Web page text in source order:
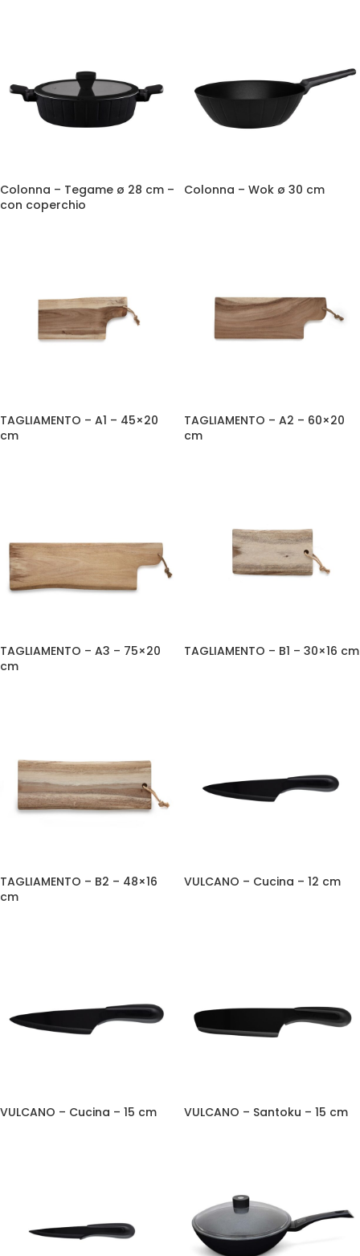
Colonna – Tegame ø 28 cm –
con coperchio
Colonna – Wok ø 30 cm
TAGLIAMENTO – A1 – 45×20
cm
TAGLIAMENTO – A2 – 60×20
cm
TAGLIAMENTO – A3 – 75×20
cm
TAGLIAMENTO – B1 – 30×16 cm
TAGLIAMENTO – B2 – 48×16
cm
VULCANO – Cucina – 12 cm
VULCANO – Cucina – 15 cm VULCANO – Santoku – 15 cm